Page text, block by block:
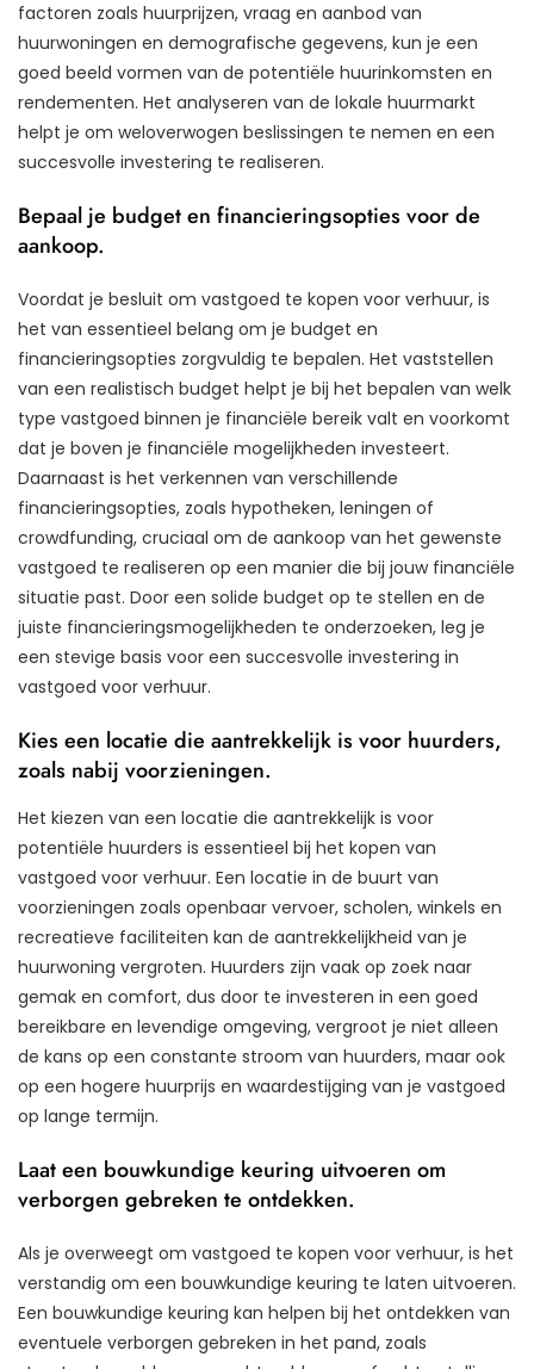
factoren zoals huurprijzen, vraag en aanbod van
huurwoningen en demografische gegevens, kun je een
goed beeld vormen van de potentiële huurinkomsten en
rendementen. Het analyseren van de lokale huurmarkt
helpt je om weloverwogen beslissingen te nemen en een
succesvolle investering te realiseren.
Bepaal je budget en financieringsopties voor de
aankoop.
Voordat je besluit om vastgoed te kopen voor verhuur, is
het van essentieel belang om je budget en
financieringsopties zorgvuldig te bepalen. Het vaststellen
van een realistisch budget helpt je bij het bepalen van welk
type vastgoed binnen je financiële bereik valt en voorkomt
dat je boven je financiële mogelijkheden investeert.
Daarnaast is het verkennen van verschillende
financieringsopties, zoals hypotheken, leningen of
crowdfunding, cruciaal om de aankoop van het gewenste
vastgoed te realiseren op een manier die bij jouw financiële
situatie past. Door een solide budget op te stellen en de
juiste financieringsmogelijkheden te onderzoeken, leg je
een stevige basis voor een succesvolle investering in
vastgoed voor verhuur.
Kies een locatie die aantrekkelijk is voor huurders,
zoals nabij voorzieningen.
Het kiezen van een locatie die aantrekkelijk is voor
potentiële huurders is essentieel bij het kopen van
vastgoed voor verhuur. Een locatie in de buurt van
voorzieningen zoals openbaar vervoer, scholen, winkels en
recreatieve faciliteiten kan de aantrekkelijkheid van je
huurwoning vergroten. Huurders zijn vaak op zoek naar
gemak en comfort, dus door te investeren in een goed
bereikbare en levendige omgeving, vergroot je niet alleen
de kans op een constante stroom van huurders, maar ook
op een hogere huurprijs en waardestijging van je vastgoed
op lange termijn.
Laat een bouwkundige keuring uitvoeren om
verborgen gebreken te ontdekken.
Als je overweegt om vastgoed te kopen voor verhuur, is het
verstandig om een bouwkundige keuring te laten uitvoeren.
Een bouwkundige keuring kan helpen bij het ontdekken van
eventuele verborgen gebreken in het pand, zoals